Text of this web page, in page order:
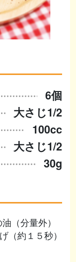
6個
大さじ1/2
100cc
大さじ1/2
30g
（分量外）
（約１５秒）